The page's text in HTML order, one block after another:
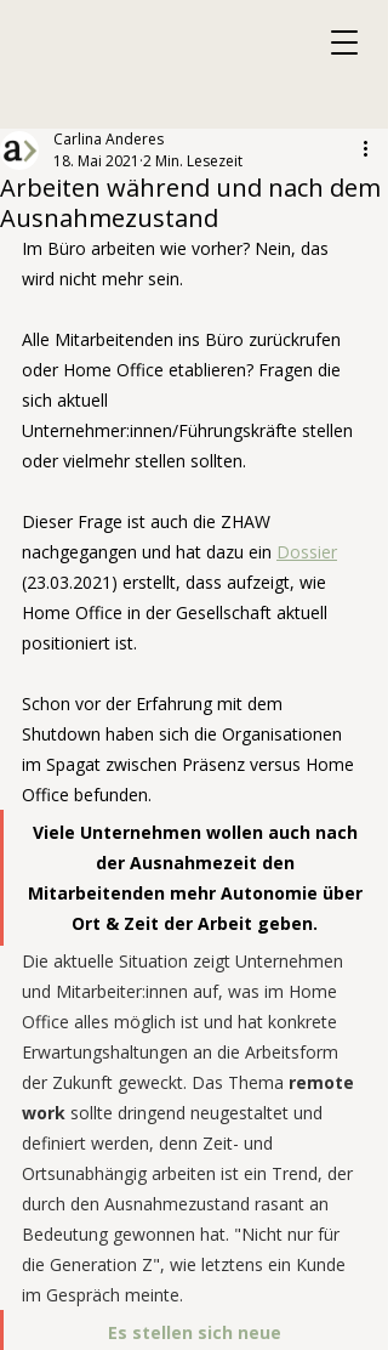
Arbeiten während und nach dem
Ausnahmezustand
Carlina Anderes
18. Mai 2021 2 Min. Lesezeit
Im Büro arbeiten wie vorher? Nein, das
wird nicht mehr sein.
Alle Mitarbeitenden ins Büro zurückrufen
oder Home Office etablieren? Fragen die
sich aktuell
Unternehmer:innen/Führungskräfte stellen
oder vielmehr stellen sollten.
Dieser Frage ist auch die ZHAW
nachgegangen und hat dazu ein Dossier
(23.03.2021) erstellt, dass aufzeigt, wie
Home Office in der Gesellschaft aktuell
positioniert ist.
Schon vor der Erfahrung mit dem
Shutdown haben sich die Organisationen
im Spagat zwischen Präsenz versus Home
Office befunden.
Viele Unternehmen wollen auch nach
der Ausnahmezeit den
Mitarbeitenden mehr Autonomie über
Ort & Zeit der Arbeit geben.
Die aktuelle Situation zeigt Unternehmen
und Mitarbeiter:innen auf, was im Home
Office alles möglich ist und hat konkrete
Erwartungshaltungen an die Arbeitsform
der Zukunft geweckt. Das Thema remote
work sollte dringend neugestaltet und
definiert werden, denn Zeit- und
Ortsunabhängig arbeiten ist ein Trend, der
durch den Ausnahmezustand rasant an
Bedeutung gewonnen hat. "Nicht nur für
die Generation Z", wie letztens ein Kunde
im Gespräch meinte.
Es stellen sich neue